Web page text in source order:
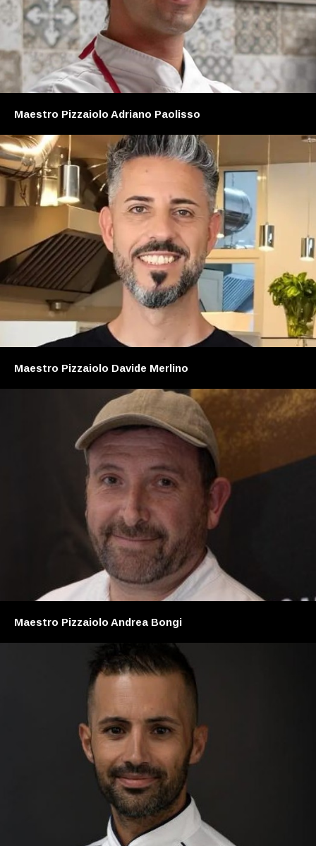
Maestro Pizzaiolo Adriano Paolisso
Maestro Pizzaiolo Davide Merlino
Maestro Pizzaiolo Andrea Bongi